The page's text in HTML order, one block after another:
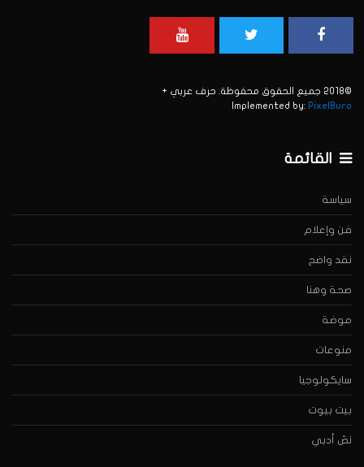
©2018 جميع الحقوق محفوظة. حرف عربي +
Implemented by: PixelBuro
القائمة
سياسة
فن وإعلام
نقد واضح
صحة وهنا
موضة
منوعات
سايكولوجيا
بيت بيوت
نصّ أدبي